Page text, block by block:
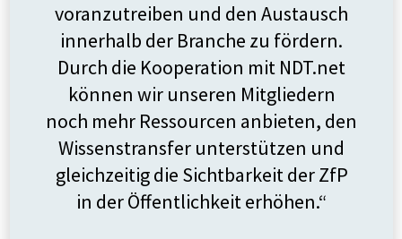
voranzutreiben und den Austausch
innerhalb der Branche zu fördern.
Durch die Kooperation mit NDT.net
können wir unseren Mitgliedern
noch mehr Ressourcen anbieten, den
Wissenstransfer unterstützen und
gleichzeitig die Sichtbarkeit der ZfP
in der Öffentlichkeit erhöhen.“